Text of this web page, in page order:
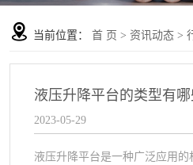
当前位置： 首 页 > 资讯动态 >
液压升降平台的类型有哪
2023-05-29
液压升降平台是一种广泛应用